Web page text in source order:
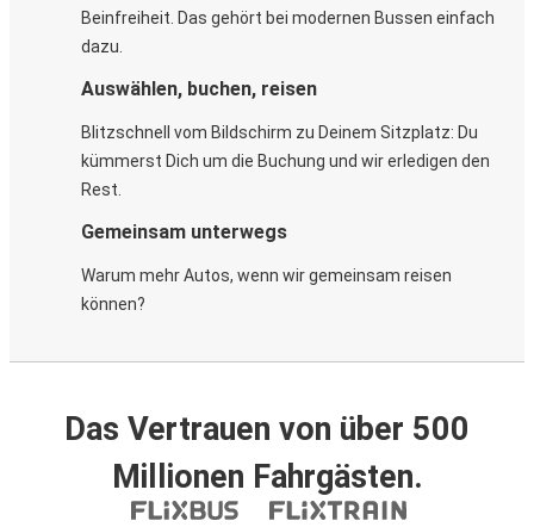
Beinfreiheit. Das gehört bei modernen Bussen einfach
dazu.
Auswählen, buchen, reisen
Blitzschnell vom Bildschirm zu Deinem Sitzplatz: Du
kümmerst Dich um die Buchung und wir erledigen den
Rest.
Gemeinsam unterwegs
Warum mehr Autos, wenn wir gemeinsam reisen
können?
Das Vertrauen von über 500
Millionen Fahrgästen.